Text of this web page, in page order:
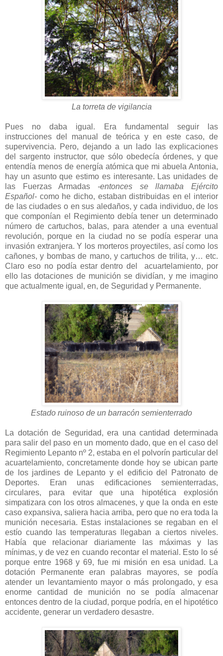
La torreta de vigilancia
Pues no daba igual. Era fundamental seguir las
instrucciones del manual de teórica y en este caso, de
supervivencia. Pero, dejando a un lado las explicaciones
del sargento instructor, que sólo obedecía órdenes, y que
entendía menos de energía atómica que mi abuela Antonia,
hay un asunto que estimo es interesante. Las unidades de
las Fuerzas Armadas -entonces se llamaba Ejército
Español- como he dicho, estaban distribuidas en el interior
de las ciudades o en sus aledaños, y cada individuo, de los
que componían el Regimiento debía tener un determinado
número de cartuchos, balas, para atender a una eventual
revolución, porque en la ciudad no se podía esperar una
invasión extranjera. Y los morteros proyectiles, así como los
cañones, y bombas de mano, y cartuchos de trilita, y… etc.
Claro eso no podía estar dentro del acuartelamiento, por
ello las dotaciones de munición se dividían, y me imagino
que actualmente igual, en, de Seguridad y Permanente.
Estado ruinoso de un barracón semienterrado
La dotación de Seguridad, era una cantidad determinada
para salir del paso en un momento dado, que en el caso del
Regimiento Lepanto nº 2, estaba en el polvorín particular del
acuartelamiento, concretamente donde hoy se ubican parte
de los jardines de Lepanto y el edificio del Patronato de
Deportes. Eran unas edificaciones semienterradas,
circulares, para evitar que una hipotética explosión
simpatizara con los otros almacenes, y que la onda en este
caso expansiva, saliera hacia arriba, pero que no era toda la
munición necesaria. Estas instalaciones se regaban en el
estío cuando las temperaturas llegaban a ciertos niveles.
Había que relacionar diariamente las máximas y las
mínimas, y de vez en cuando recontar el material. Esto lo sé
porque entre 1968 y 69, fue mi misión en esa unidad. La
dotación Permanente eran palabras mayores, se podía
atender un levantamiento mayor o más prolongado, y esa
enorme cantidad de munición no se podía almacenar
entonces dentro de la ciudad, porque podría, en el hipotético
accidente, generar un verdadero desastre.